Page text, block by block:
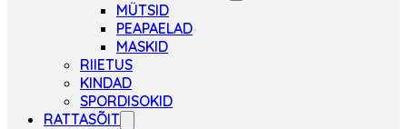
MÜTSID
PEAPAELAD
MASKID
RIIETUS
KINDAD
SPORDISOKID
RATTASÕIT